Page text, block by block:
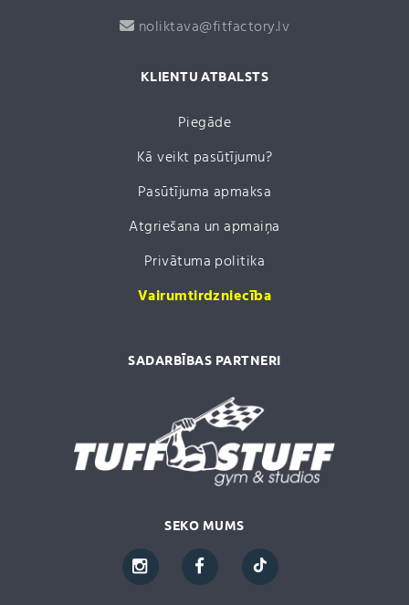
noliktava@fitfactory.lv
KLIENTU ATBALSTS
Piegāde
Kā veikt pasūtījumu?
Pasūtījuma apmaksa
Atgriešana un apmaiņa
Privātuma politika
Vairumtirdzniecība
SADARBĪBAS PARTNERI
SEKO MUMS